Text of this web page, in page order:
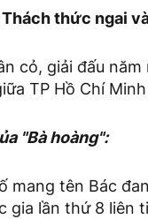
thức ngai
cỏ, giải đấu
TP Hồ Chí
"Bà hoàng":
mang tên Bác
lần thứ 8 liên